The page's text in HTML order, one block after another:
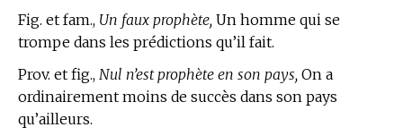
Fig. et fam., Un faux prophète, Un homme qui se
trompe dans les prédictions qu’il fait.
Prov. et fig., Nul n’est prophète en son pays, On a
ordinairement moins de succès dans son pays
qu’ailleurs.